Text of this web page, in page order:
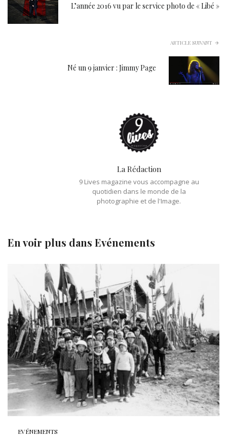
L’année 2016 vu par le service photo de « Libé »
ARTICLE SUIVANT
Né un 9 janvier : Jimmy Page
La Rédaction
9 Lives magazine vous accompagne au
quotidien dans le monde de la
photographie et de l'Image.
En voir plus dans Evénements
EVÉNEMENTS